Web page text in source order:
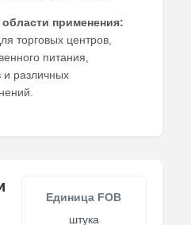
применения:
торговых центров,
питания,
и различных
Единица FOB
штука